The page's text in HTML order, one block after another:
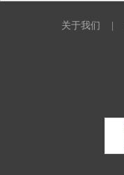
关于我们